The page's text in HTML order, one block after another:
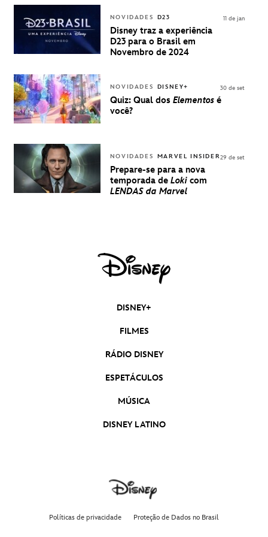
INGRESSOS
PARA A D23
BRASIL -
UMA
DISNEY
NOVIDADES D23
Disney traz a experiência
D23 para o Brasil em
Novembro de 2024
11 de jan
NOVIDADES DISNEY+
Quiz: Qual dos Elementos é
você?
30 de set
NOVIDADES MARVEL INSIDER
Prepare-se para a nova
temporada de Loki com
LENDAS da Marvel
29 de set
DISNEY+
FILMES
RÁDIO DISNEY
ESPETÁCULOS
MÚSICA
DISNEY LATINO
Políticas de privacidade Proteção de Dados no Brasil